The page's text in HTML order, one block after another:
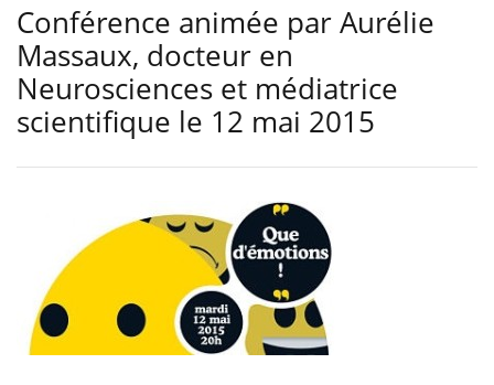
Conférence animée par Aurélie
Massaux, docteur en
Neurosciences et médiatrice
scientifique le 12 mai 2015